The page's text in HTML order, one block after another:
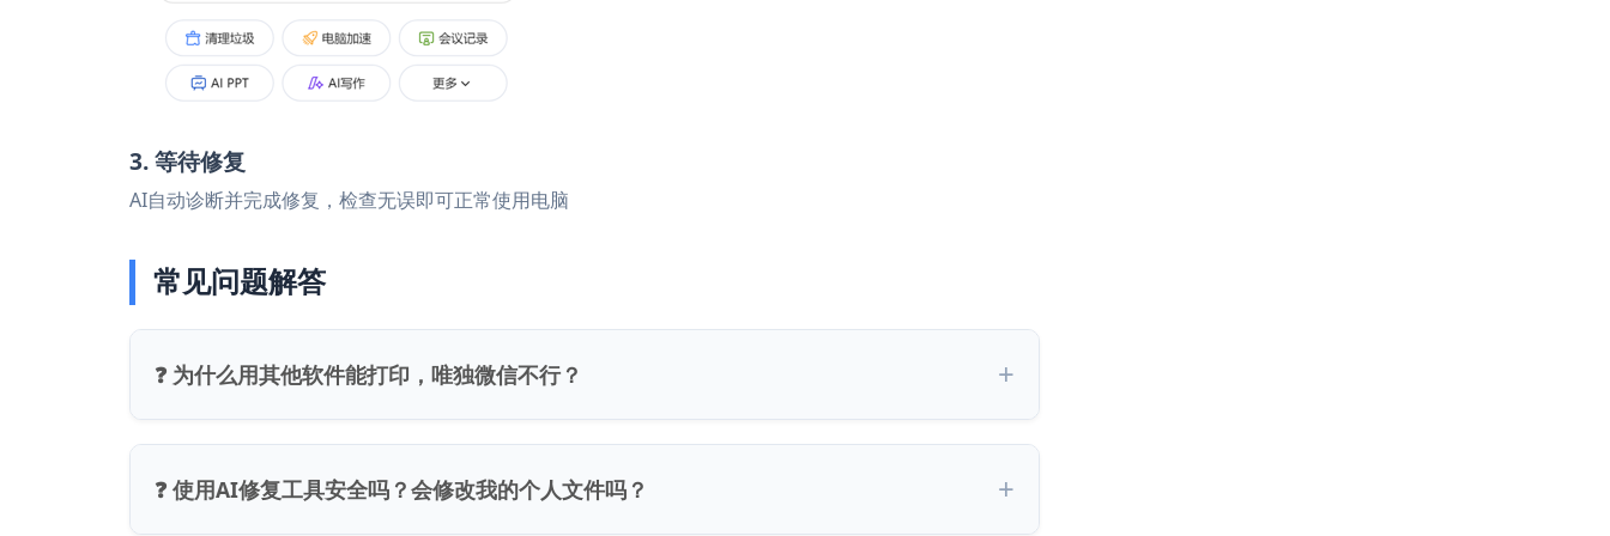
3. 等待修复
AI自动诊断并完成修复，检查无误即可正常使用电脑
常见问题解答
❓ 为什么用其他软件能打印，唯独微信不行？
❓ 使用AI修复工具安全吗？会修改我的个人文件吗？